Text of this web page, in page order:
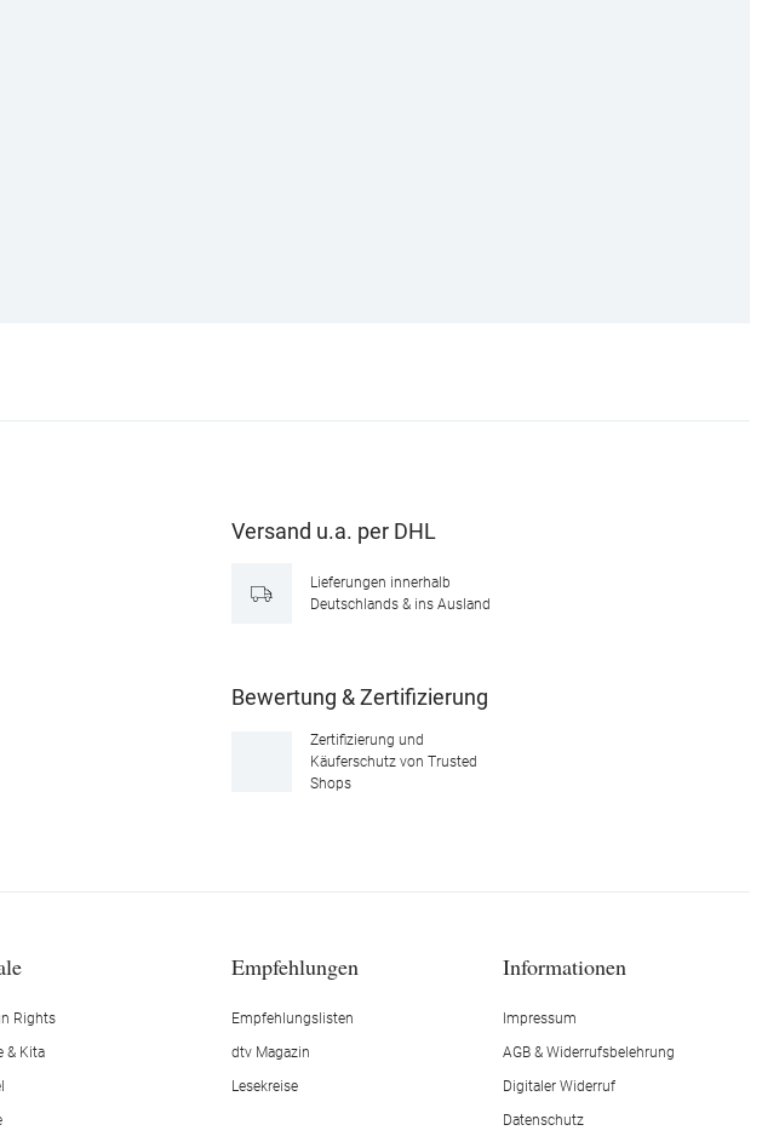
Versand u.a. per DHL
Lieferungen innerhalb
Deutschlands & ins Ausland
Bewertung & Zertifizierung
Zertifizierung und
Käuferschutz von Trusted
Shops
Rights
& Kita
Empfehlungen
Empfehlungslisten
dtv Magazin
Lesekreise
Informationen
Impressum
AGB & Widerrufsbelehrung
Digitaler Widerruf
Datenschutz